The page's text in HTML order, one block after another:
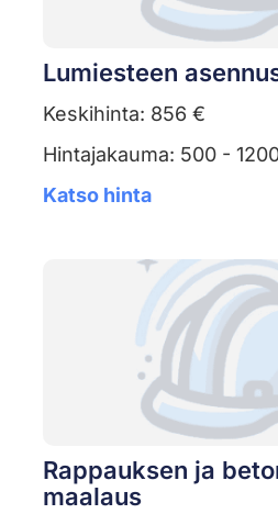
Lumiesteen
Keskihinta: 856 €
Hintajakauma: 500 -
Katso hinta
Rappauksen ja
maalaus